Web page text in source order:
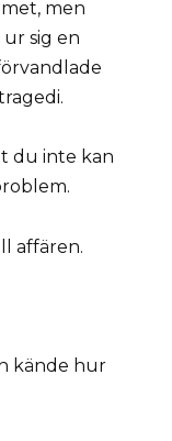
men
sig en
du inte kan
affären.
kände hur